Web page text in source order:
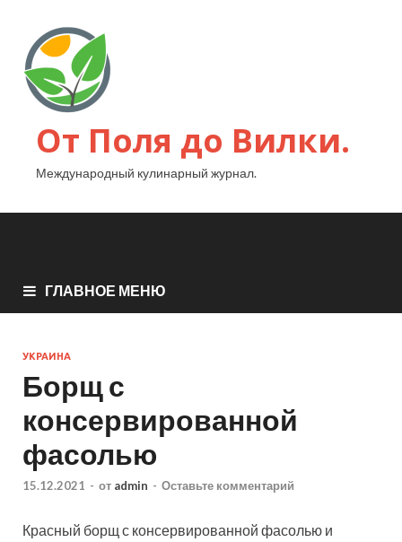
От Поля до Вилки.
Международный кулинарный журнал.
ГЛАВНОЕ МЕНЮ
УКРАИНА
Борщ с
консервированной
фасолью
15.12.2021 - от admin - Оставьте комментарий
Красный борщ с консервированной фасолью и